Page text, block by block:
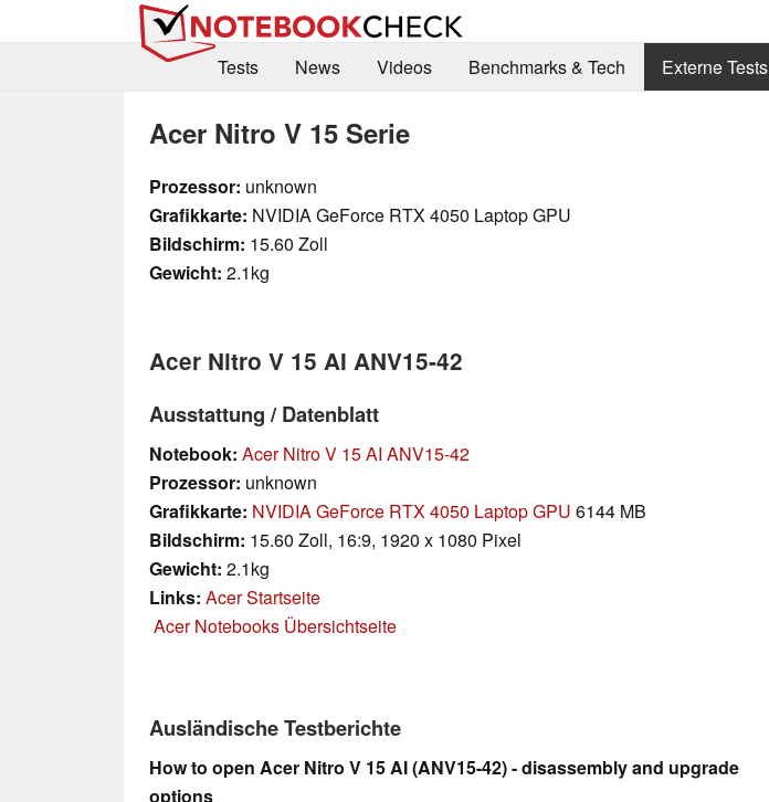
Tests
News Videos Benchmarks & Tech Externe Tests
Acer Nitro V 15 Serie
Prozessor: unknown
Grafikkarte: NVIDIA GeForce RTX 4050 Laptop GPU
Bildschirm: 15.60 Zoll
Gewicht: 2.1kg
Acer Nitro V 15 AI ANV15-42
Ausstattung / Datenblatt
Notebook: Acer Nitro V 15 AI ANV15-42
Prozessor: unknown
Grafikkarte: NVIDIA GeForce RTX 4050 Laptop GPU 6144 MB
Bildschirm: 15.60 Zoll, 16:9, 1920 x 1080 Pixel
Gewicht: 2.1kg
Links: Acer Startseite
Acer Notebooks Übersichtseite
Ausländische Testberichte
How to open Acer Nitro V 15 AI (ANV15-42) - disassembly and upgrade
options